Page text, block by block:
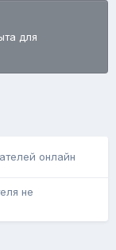
для
онлайн
не